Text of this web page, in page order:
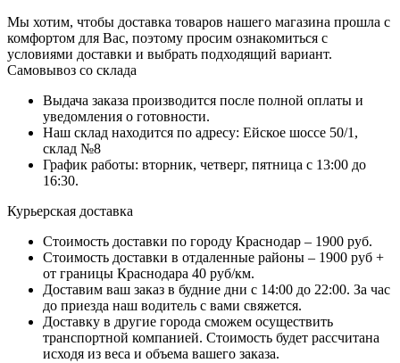
Мы хотим, чтобы доставка товаров нашего магазина прошла с
комфортом для Вас, поэтому просим ознакомиться с
условиями доставки и выбрать подходящий вариант.
Самовывоз со склада
Выдача заказа производится после полной оплаты и
уведомления о готовности.
Наш склад находится по адресу: Ейское шоссе 50/1,
склад №8
График работы: вторник, четверг, пятница с 13:00 до
16:30.
Курьерская доставка
Стоимость доставки по городу Краснодар – 1900 руб.
Стоимость доставки в отдаленные районы – 1900 руб +
от границы Краснодара 40 руб/км.
Доставим ваш заказ в будние дни с 14:00 до 22:00. За час
до приезда наш водитель с вами свяжется.
Доставку в другие города сможем осуществить
транспортной компанией. Стоимость будет рассчитана
исходя из веса и объема вашего заказа.